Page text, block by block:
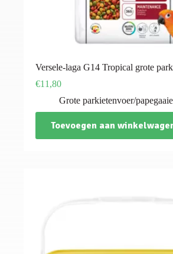
Versele-laga G14 Tropical grote
€11,80
Grote parkietenvoer/
Toevoegen aan